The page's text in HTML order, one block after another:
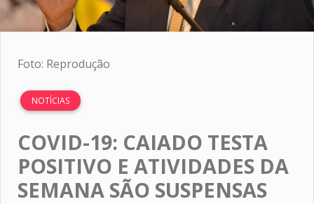
Foto: Reprodução
NOTÍCIAS
COVID-19: CAIADO TESTA
POSITIVO E ATIVIDADES DA
SEMANA SÃO SUSPENSAS